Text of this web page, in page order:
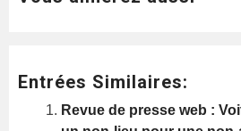
Entrées Similaires:
Revue de presse web :